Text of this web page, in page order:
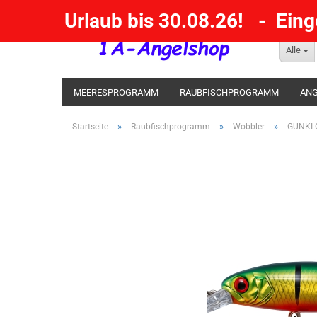
Alle
Urlaub bis 30.08.26! -
MEERESPROGRAMM RAUBFISCHPROGRAMM
KESCHER / SENKE / GAFF POSEN SBIRULINOS
Startseite » Raubfischprogramm » Wobbler » GUNKI